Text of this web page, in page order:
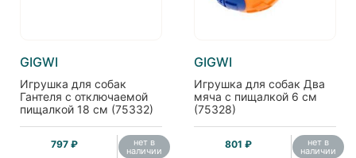
GIGWI
Игрушка для собак
Гантеля с отключаемой
пищалкой 18 см (75332)
797 ₽ нет в
наличии
GIGWI
Игрушка для собак Два
мяча с пищалкой 6 см
(75328)
801 ₽ нет в
наличии